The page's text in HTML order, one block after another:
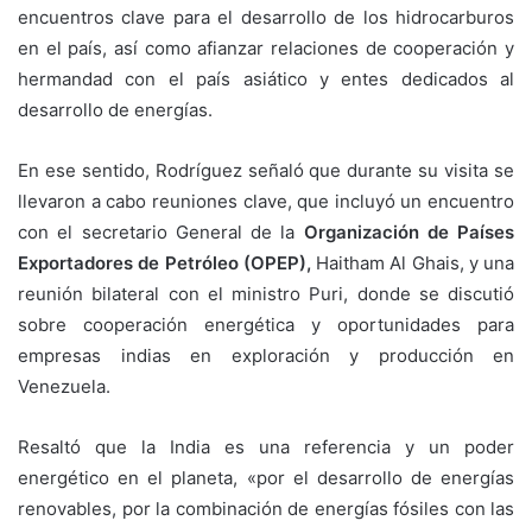
encuentros clave para el desarrollo de los hidrocarburos
en el país, así como afianzar relaciones de cooperación y
hermandad con el país asiático y entes dedicados al
desarrollo de energías.
En ese sentido, Rodríguez señaló que durante su visita se
llevaron a cabo reuniones clave, que incluyó un encuentro
con el secretario General de la Organización de Países
Exportadores de Petróleo (OPEP), Haitham Al Ghais, y una
reunión bilateral con el ministro Puri, donde se discutió
sobre cooperación energética y oportunidades para
empresas indias en exploración y producción en
Venezuela.
Resaltó que la India es una referencia y un poder
energético en el planeta, «por el desarrollo de energías
renovables, por la combinación de energías fósiles con las